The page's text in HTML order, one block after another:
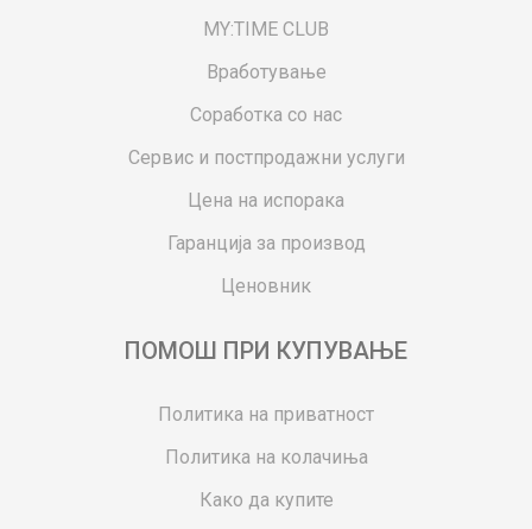
MY:TIME CLUB
Вработување
Соработка со нас
Сервис и постпродажни услуги
Цена на испорака
Гаранција за производ
Ценовник
ПОМОШ ПРИ КУПУВАЊЕ
Политика на приватност
Политика на колачиња
Како да купите